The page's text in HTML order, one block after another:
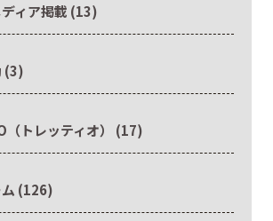
ィア掲載 (13)
(3)
（トレッティオ） (17)
ム (126)